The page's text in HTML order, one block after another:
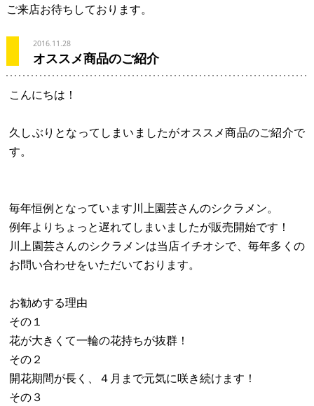
ご来店お待ちしております。
2016.11.28
オススメ商品のご紹介
こんにちは！
久しぶりとなってしまいましたがオススメ商品のご紹介で
す。
毎年恒例となっています川上園芸さんのシクラメン。
例年よりちょっと遅れてしまいましたが販売開始です！
川上園芸さんのシクラメンは当店イチオシで、毎年多くの
お問い合わせをいただいております。
お勧めする理由
その１
花が大きくて一輪の花持ちが抜群！
その２
開花期間が長く、４月まで元気に咲き続けます！
その３